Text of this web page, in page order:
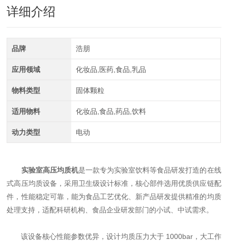
详细介绍
品牌 浩朋
应用领域 化妆品,医药,食品,乳品
物料类型 固体颗粒
适用物料 化妆品,食品,药品,饮料
动力类型 电动
实验室高压均质机是一款专为实验室饮料等食品研发打造的在线
式高压均质设备，采用卫生级设计标准，核心部件选用优质供应链配
件，性能稳定可靠，能为食品工艺优化、新产品研发提供精准的均质
处理支持，适配科研机构、食品企业研发部门的小试、中试需求。
该设备核心性能参数优异，设计均质压力大于 1000bar，大工作